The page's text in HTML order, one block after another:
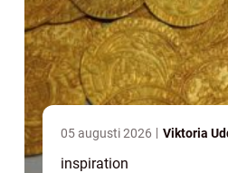
05 augusti 2026 Viktoria
inspiration